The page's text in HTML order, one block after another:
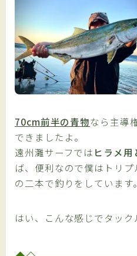
70cm前半の青物なら主導
できましたよ。
遠州灘サーフでは ヒラメ
ば、便利なので僕はトリ
の二本で釣りをしています。
はい、こんな感じでタック